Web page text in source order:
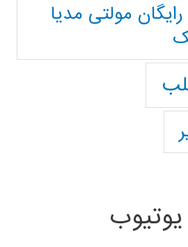
مولتی مدیا
یوتیوب